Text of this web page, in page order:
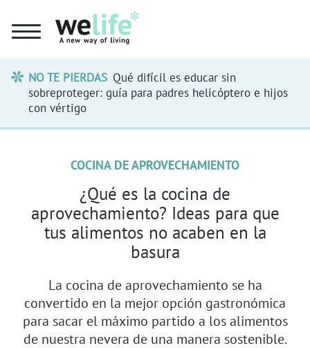
NO TE PIERDAS Qué difícil es educar sin
sobreproteger: guía para padres helicóptero e hijos
con vértigo
COCINA DE APROVECHAMIENTO
¿Qué es la cocina de
aprovechamiento? Ideas para que
tus alimentos no acaben en la
basura
La cocina de aprovechamiento se ha
convertido en la mejor opción gastronómica
para sacar el máximo partido a los alimentos
de nuestra nevera de una manera sostenible.